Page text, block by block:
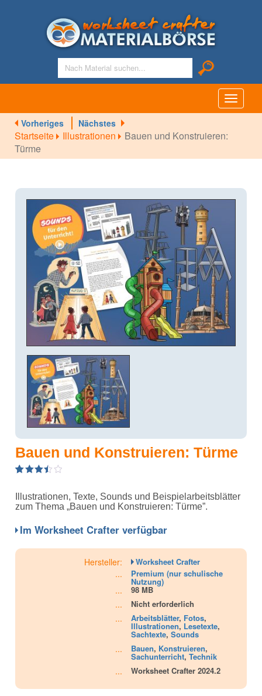
Toggle
Vorheriges
Nächstes
Startseite Illustrationen Bauen und Konstruieren:
Türme
Bauen und Konstruieren: Türme
based
on
Illustrationen, Texte, Sounds und Beispielarbeitsblätter
zum Thema „Bauen und Konstruieren: Türme”.
Im Worksheet Crafter verfügbar
Hersteller: Worksheet Crafter
... Premium (nur schulische
Nutzung)
... 98 MB
... Nicht erforderlich
... Arbeitsblätter, Fotos,
Illustrationen, Lesetexte,
Sachtexte, Sounds
... Bauen, Konstruieren,
Sachunterricht, Technik
... Worksheet Crafter 2024.2